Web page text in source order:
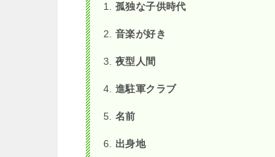
孤独な子供時代
音楽が好き
夜型人間
進駐軍クラブ
名前
出身地